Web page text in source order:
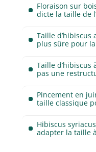
Floraison sur
dicte la taille de
Taille
plus sûre pour
Taille d’hibiscus
pas une
Pincement en
taille classique
Hibiscus
adapter la taille